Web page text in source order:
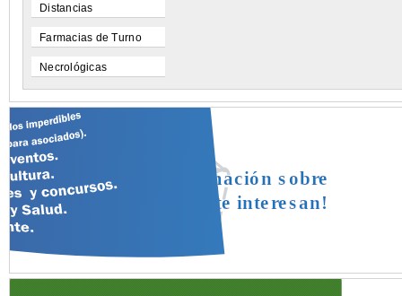
Distancias
Farmacias de Turno
Necrológicas